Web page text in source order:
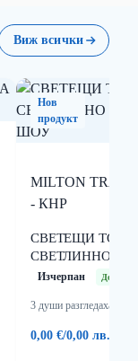
Виж всички
Нов
продукт
MILTON
- КНР
СВЕТЕЩИ
СВЕТЛИННО И
ШОУ
Изчерпан
3 души разгледаха днес
0,00 €/0,00 лв.